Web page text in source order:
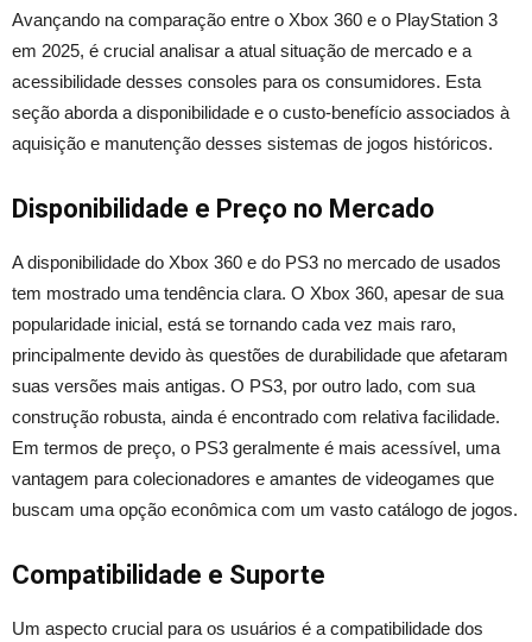
Avançando na comparação entre o Xbox 360 e o PlayStation 3
em 2025, é crucial analisar a atual situação de mercado e a
acessibilidade desses consoles para os consumidores. Esta
seção aborda a disponibilidade e o custo-benefício associados à
aquisição e manutenção desses sistemas de jogos históricos.
Disponibilidade e Preço no Mercado
A disponibilidade do Xbox 360 e do PS3 no mercado de usados
tem mostrado uma tendência clara. O Xbox 360, apesar de sua
popularidade inicial, está se tornando cada vez mais raro,
principalmente devido às questões de durabilidade que afetaram
suas versões mais antigas. O PS3, por outro lado, com sua
construção robusta, ainda é encontrado com relativa facilidade.
Em termos de preço, o PS3 geralmente é mais acessível, uma
vantagem para colecionadores e amantes de videogames que
buscam uma opção econômica com um vasto catálogo de jogos.
Compatibilidade e Suporte
Um aspecto crucial para os usuários é a compatibilidade dos